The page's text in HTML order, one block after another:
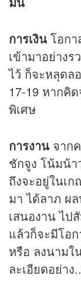
การเงิน โอก
เข้ามาอย่างร
ไว้ ก็จะหลุดล
17-19 หากคิด
พิเศษ
การงาน จาก
ชักจูง โน้มน้า
ถึงจะอยู่ในเ
มา ได้ลาภ ผ
เสนองาน ไป
แล้วก็จะมีโอ
หรือ ลงนามใ
ละเอียดอย่า